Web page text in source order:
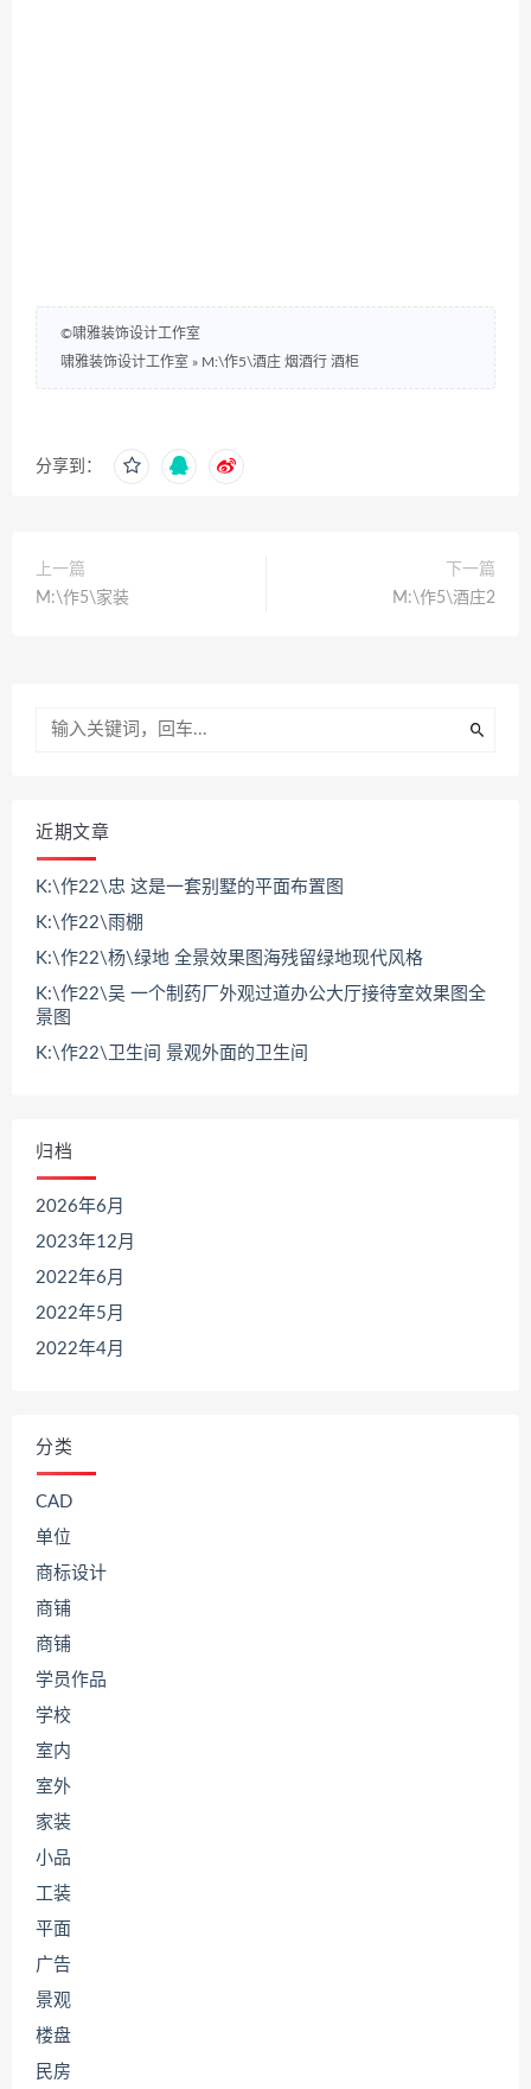
©啸雅装饰设计工作室
啸雅装饰设计工作室 » M:\作5\酒庄 烟酒行 酒柜
分享到：
上一篇
M:\作5\家装
下一篇
M:\作5\酒庄2
近期文章
K:\作22\忠 这是一套别墅的平面布置图
K:\作22\雨棚
K:\作22\杨\绿地 全景效果图海残留绿地现代风格
K:\作22\吴 一个制药厂外观过道办公大厅接待室效果图全
景图
K:\作22\卫生间 景观外面的卫生间
归档
2026年6月
2023年12月
2022年6月
2022年5月
2022年4月
分类
CAD
单位
商标设计
商铺
商铺
学员作品
学校
室内
室外
家装
小品
工装
平面
广告
景观
楼盘
民房